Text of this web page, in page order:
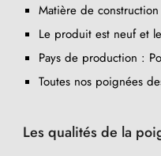
Matière de
Le produit est neuf et
Pays de production :
Toutes nos poignées
Les qualités de la